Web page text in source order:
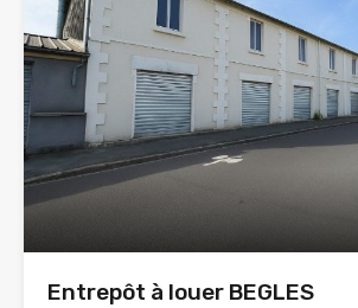
Entrepôt à louer BEGLES